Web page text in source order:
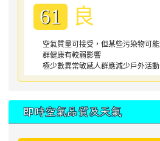
61 良
空氣質量可接受，但某些污染物可
群健康有較弱影響
極少數異常敏感人群應減少戶外活動
即時空氣品質及天氣